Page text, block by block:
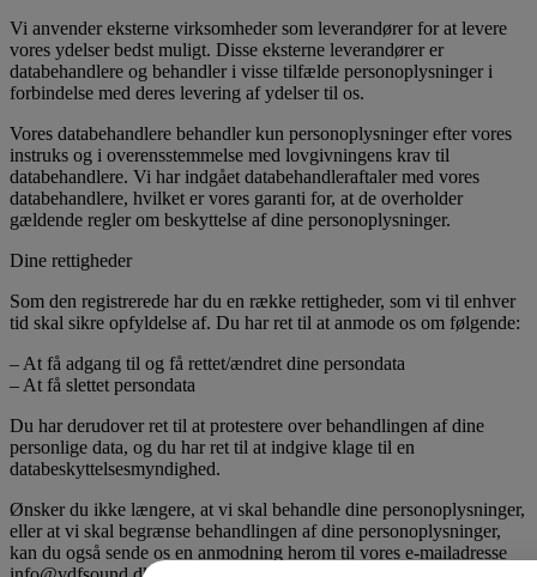
Vi anvender eksterne virksomheder som leverandører for at levere
vores ydelser bedst muligt. Disse eksterne leverandører er
databehandlere og behandler i visse tilfælde personoplysninger i
forbindelse med deres levering af ydelser til os.
Vores databehandlere behandler kun personoplysninger efter vores
instruks og i overensstemmelse med lovgivningens krav til
databehandlere. Vi har indgået databehandleraftaler med vores
databehandlere, hvilket er vores garanti for, at de overholder
gældende regler om beskyttelse af dine personoplysninger.
Dine rettigheder
Som den registrerede har du en række rettigheder, som vi til enhver
tid skal sikre opfyldelse af. Du har ret til at anmode os om følgende:
– At få adgang til og få rettet/ændret dine persondata
– At få slettet persondata
Du har derudover ret til at protestere over behandlingen af dine
personlige data, og du har ret til at indgive klage til en
databeskyttelsesmyndighed.
Ønsker du ikke længere, at vi skal behandle dine personoplysninger,
eller at vi skal begrænse behandlingen af dine personoplysninger,
kan du også sende os en anmodning herom til vores e-mailadresse